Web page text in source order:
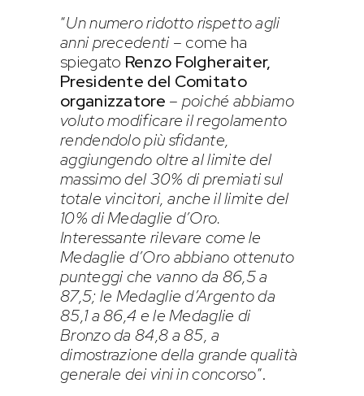
“Un numero ridotto rispetto agli
anni precedenti– come ha
spiegato Renzo Folgheraiter,
Presidente del Comitato
organizzatore – poiché abbiamo
voluto modificare il regolamento
rendendolo più sfidante,
aggiungendo oltre al limite del
massimo del 30% di premiati sul
totale vincitori, anche il limite del
10% di Medaglie d’Oro.
Interessante rilevare come le
Medaglie d’Oro abbiano ottenuto
punteggi che vanno da 86,5 a
87,5; le Medaglie d’Argento da
85,1 a 86,4 e le Medaglie di
Bronzo da 84,8 a 85, a
dimostrazione della grande qualità
generale dei vini in concorso”.